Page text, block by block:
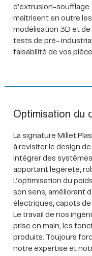
d’extrusion-
maîtrisent en outre
modélisation 3D et
tests de pré-
faisabilité de vos
Optimisation du
La signature Millet
à revisiter le design
intégrer des
apportant légèreté,
L’optimisation du
son sens, améliorant
électriques, capots
Le travail de nos
prise en main, les
produits. Toujours
notre expertise et